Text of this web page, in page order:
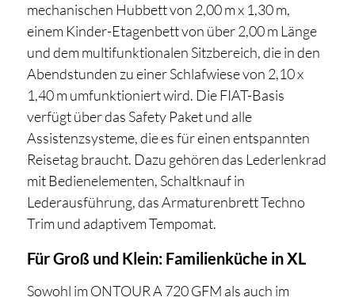
mechanischen Hubbett von 2,00 m x 1,30 m,
einem Kinder-Etagenbett von über 2,00 m Länge
und dem multifunktionalen Sitzbereich, die in den
Abendstunden zu einer Schlafwiese von 2,10 x
1,40 m umfunktioniert wird. Die FIAT-Basis
verfügt über das Safety Paket und alle
Assistenzsysteme, die es für einen entspannten
Reisetag braucht. Dazu gehören das Lederlenkrad
mit Bedienelementen, Schaltknauf in
Lederausführung, das Armaturenbrett Techno
Trim und adaptivem Tempomat.
Für Groß und Klein: Familienküche in XL
Sowohl im ONTOUR A 720 GFM als auch im